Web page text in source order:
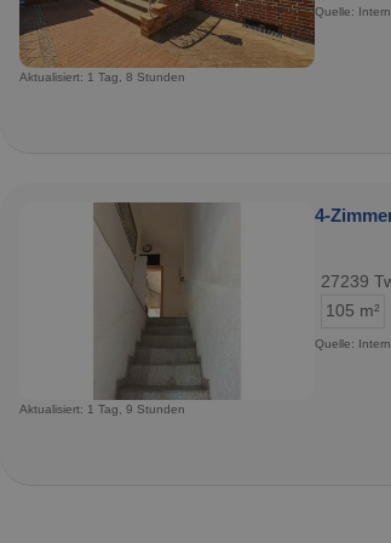
Quelle:
Aktualisiert: 1 Tag, 8 Stunden
4-
27239
105 m²
Quelle:
Aktualisiert: 1 Tag, 9 Stunden